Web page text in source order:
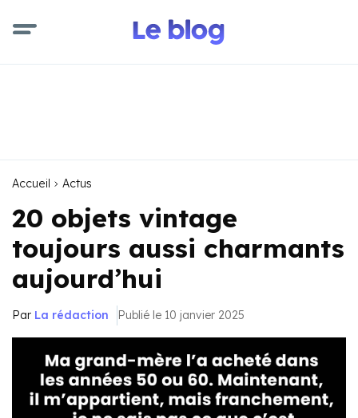
Accueil Actus
20 objets vintage
toujours aussi charmants
aujourd’hui
Par La rédaction Publié le 10 janvier 2025